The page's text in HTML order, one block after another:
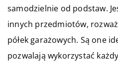
samodzielnie od podstaw.
innych przedmiotów,
półek garażowych. Są one
pozwalają wykorzystać